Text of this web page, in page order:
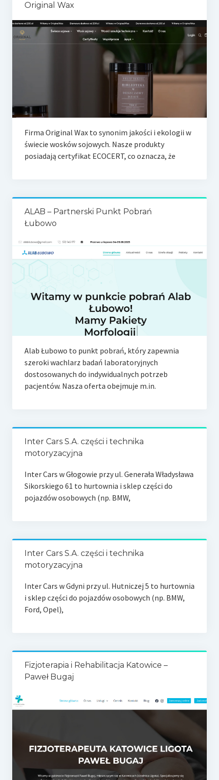
Original Wax
Firma Original Wax to synonim jakości i ekologii w
świecie wosków sojowych. Nasze produkty
posiadają certyfikat ECOCERT, co oznacza, że
ALAB – Partnerski Punkt Pobrań
Łubowo
Alab Łubowo to punkt pobrań, który zapewnia
szeroki wachlarz badań laboratoryjnych
dostosowanych do indywidualnych potrzeb
pacjentów. Nasza oferta obejmuje m.in.
Inter Cars S.A. części i technika
motoryzacyjna
Inter Cars w Głogowie przy ul. Generała Władysława
Sikorskiego 61 to hurtownia i sklep części do
pojazdów osobowych (np. BMW,
Inter Cars S.A. części i technika
motoryzacyjna
Inter Cars w Gdyni przy ul. Hutniczej 5 to hurtownia
i sklep części do pojazdów osobowych (np. BMW,
Ford, Opel),
Fizjoterapia i Rehabilitacja Katowice –
Paweł Bugaj